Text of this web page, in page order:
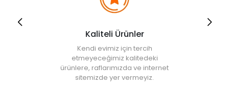
Kaliteli Ürünler
Kendi evimiz için tercih
etmeyeceğimiz kalitedeki
ürünlere, raflarımızda ve internet
sitemizde yer vermeyiz.